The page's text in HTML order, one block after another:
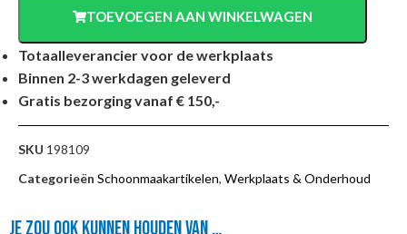
TOEVOEGEN AAN WINKELWAGEN
Totaalleverancier voor de werkplaats
Binnen 2-3 werkdagen geleverd
Gratis bezorging vanaf € 150,-
SKU 198109
Categorieën Schoonmaakartikelen, Werkplaats & Onderhoud
Je zou ook kunnen houden van …